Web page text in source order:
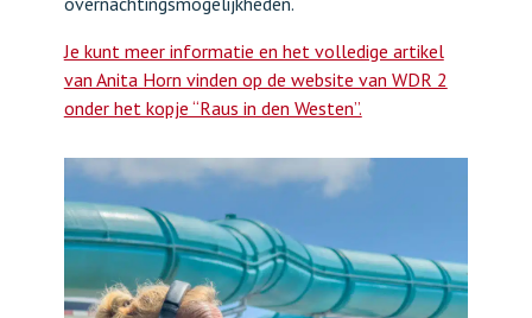
Je kunt meer informatie en het volledige artikel
van Anita Horn vinden op de website van WDR 2
onder het kopje “Raus in den Westen”.